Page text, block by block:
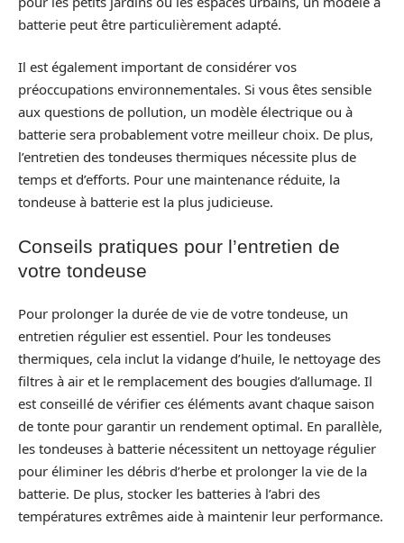
batterie peut être particulièrement adapté.
Il est également important de considérer vos
préoccupations environnementales. Si vous êtes sensible
aux questions de pollution, un modèle électrique ou à
batterie sera probablement votre meilleur choix. De plus,
l’entretien des tondeuses thermiques nécessite plus de
temps et d’efforts. Pour une maintenance réduite, la
tondeuse à batterie est la plus judicieuse.
Conseils pratiques pour l’entretien de
votre tondeuse
Pour prolonger la durée de vie de votre tondeuse, un
entretien régulier est essentiel. Pour les tondeuses
thermiques, cela inclut la vidange d’huile, le nettoyage des
filtres à air et le remplacement des bougies d’allumage. Il
est conseillé de vérifier ces éléments avant chaque saison
de tonte pour garantir un rendement optimal. En parallèle,
les tondeuses à batterie nécessitent un nettoyage régulier
pour éliminer les débris d’herbe et prolonger la vie de la
batterie. De plus, stocker les batteries à l’abri des
températures extrêmes aide à maintenir leur performance.